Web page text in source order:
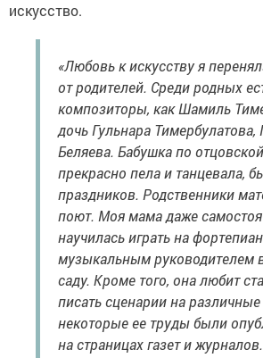
искусство.
«Любовь к искусству я
от родителей. Среди родных
композиторы, как Шамиль
дочь Гульнара Тимербулатова,
Беляева. Бабушка по
прекрасно пела и танцевала,
праздников. Родственники
поют. Моя мама даже
научилась играть на
музыкальным руководителем
саду. Кроме того, она любит
писать сценарии на различные
некоторые ее труды были
на страницах газет и